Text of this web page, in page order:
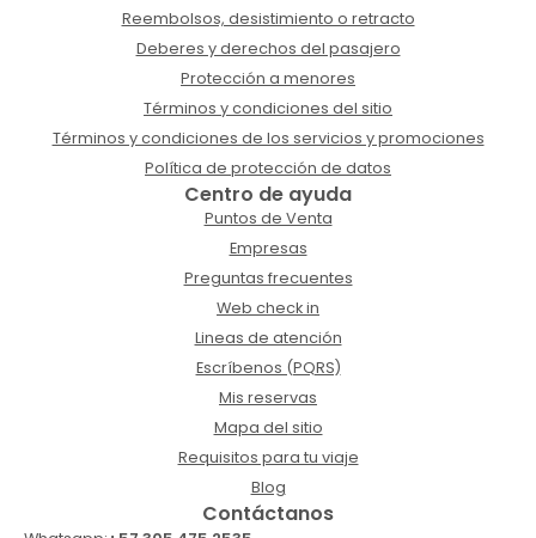
Reembolsos, desistimiento o retracto
Deberes y derechos del pasajero
Protección a menores
Términos y condiciones del sitio
Términos y condiciones de los servicios y promociones
Política de protección de datos
Centro de ayuda
Puntos de Venta
Empresas
Preguntas frecuentes
Web check in
Lineas de atención
Escríbenos (PQRS)
Mis reservas
Mapa del sitio
Requisitos para tu viaje
Blog
Contáctanos